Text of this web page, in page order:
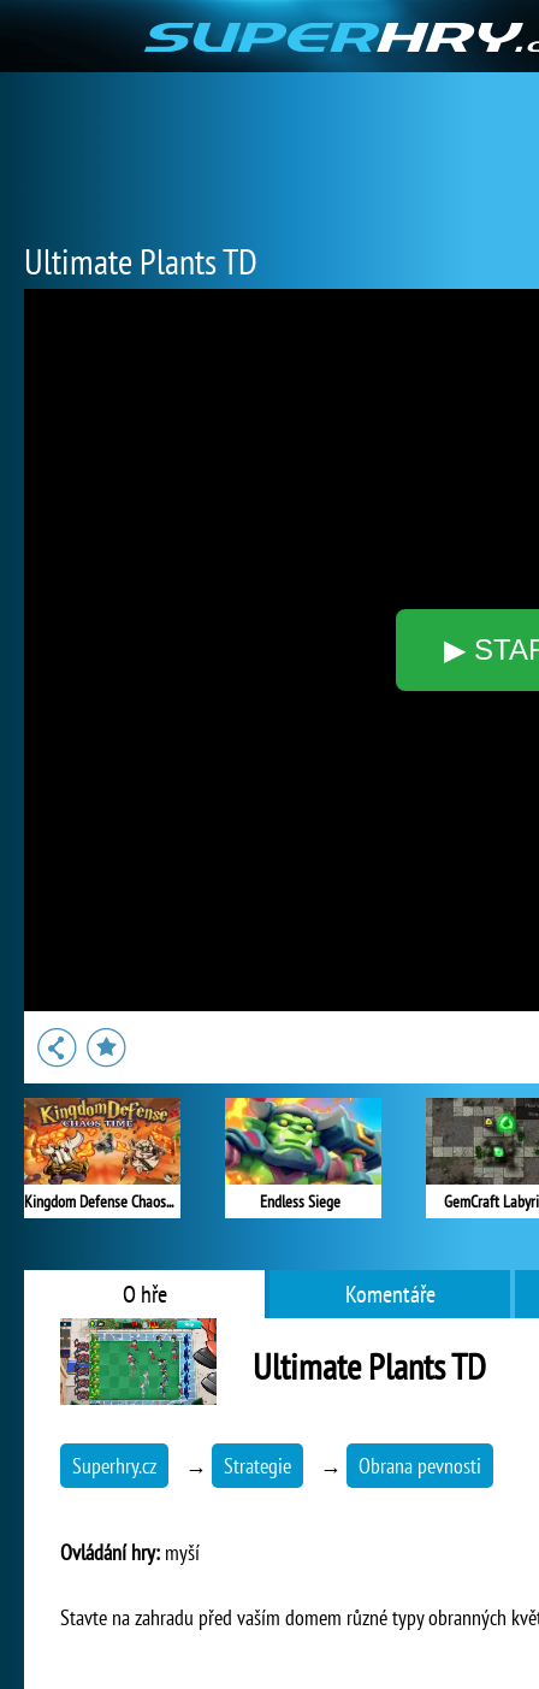
Ultimate Plants TD
▶
Kingdom Defense Chaos Time Endless Siege GemCraft
O hře Komentáře
Ultimate Plants TD
Superhry.cz → Strategie → Obrana pevnosti
Ovládání hry: myší
Stavte na zahradu před vaším domem různé typy obranných